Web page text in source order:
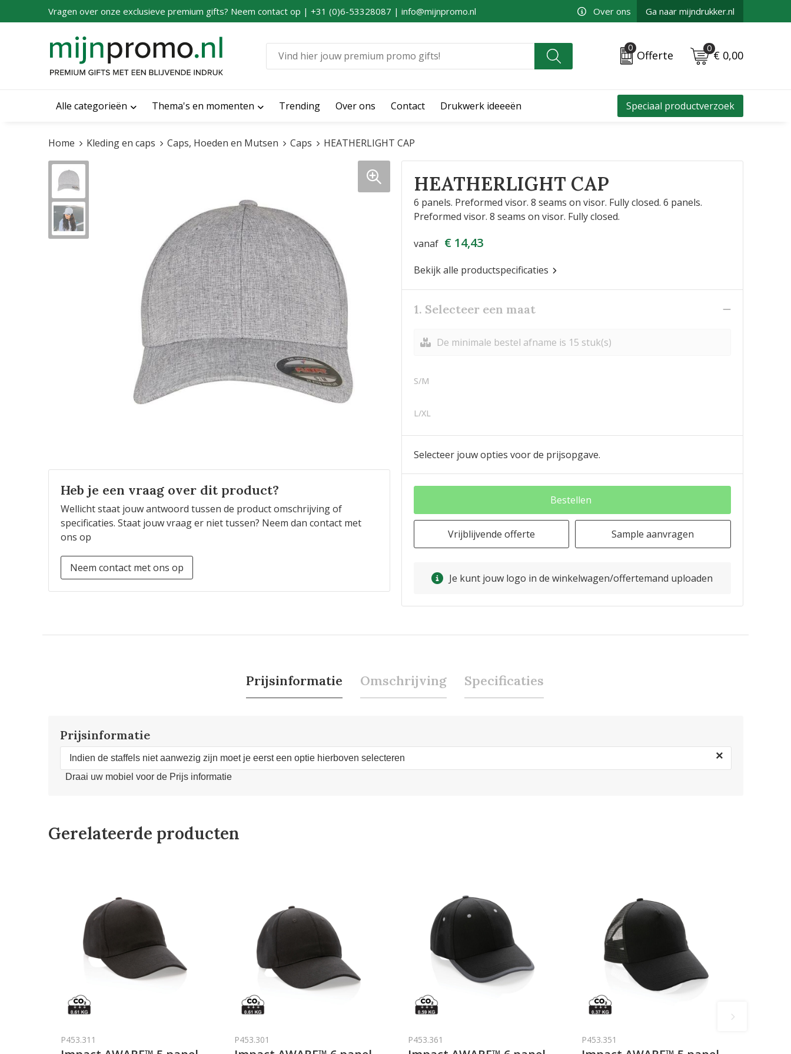
Vragen over onze exclusieve premium gifts? Neem contact op | +31 (0)6-53328087 | info@mijnpromo.nl Over ons Ga naar mijndrukker.nl
0
Offerte
0
€ 0,00
Alle categorieën Thema's en momenten Trending Over ons Contact Drukwerk ideeeën Speciaal productverzoek
Home Kleding en caps Caps, Hoeden en Mutsen Caps HEATHERLIGHT CAP
Heb je een vraag over dit product?
Wellicht staat jouw antwoord tussen de product omschrijving of
specificaties. Staat jouw vraag er niet tussen? Neem dan contact met
ons op
Neem contact met ons op
HEATHERLIGHT CAP
6 panels. Preformed visor. 8 seams on visor. Fully closed. 6 panels.
Preformed visor. 8 seams on visor. Fully closed.
vanaf € 14,43
Bekijk alle productspecificaties
1. Selecteer een maat
De minimale bestel afname is 15 stuk(s)
S/M
L/XL
Selecteer jouw opties voor de prijsopgave.
Bestellen
Vrijblijvende offerte Sample aanvragen
Je kunt jouw logo in de winkelwagen/offertemand uploaden
Prijsinformatie Omschrijving Specificaties
Prijsinformatie
Indien de staffels niet aanwezig zijn moet je eerst een optie hierboven selecteren ×
Draai uw mobiel voor de Prijs informatie
Gerelateerde producten
P453.311 P453.301 P453.361 P453.351